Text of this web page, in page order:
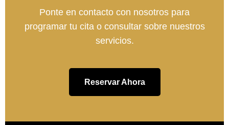
Ponte en contacto con nosotros para
programar tu cita o consultar sobre nuestros
servicios.
Reservar Ahora